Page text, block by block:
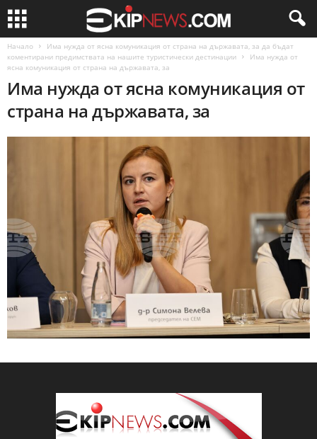
Начало
Има нужда от ясна комуникация от страна на държавата, за да бъдат
коментирани предимствата на нашите туристически дестинации
Има нужда от
ясна комуникация от страна на държавата, за
Има нужда от ясна комуникация от
страна на държавата, за